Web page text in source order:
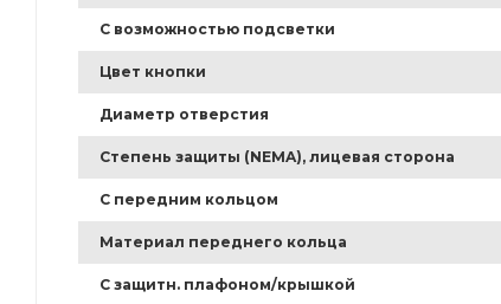
С возможностью подсветки
Цвет кнопки
Диаметр отверстия
Степень защиты (NEMA), лицевая сторона
С передним кольцом
Материал переднего кольца
С защитн. плафоном/крышкой